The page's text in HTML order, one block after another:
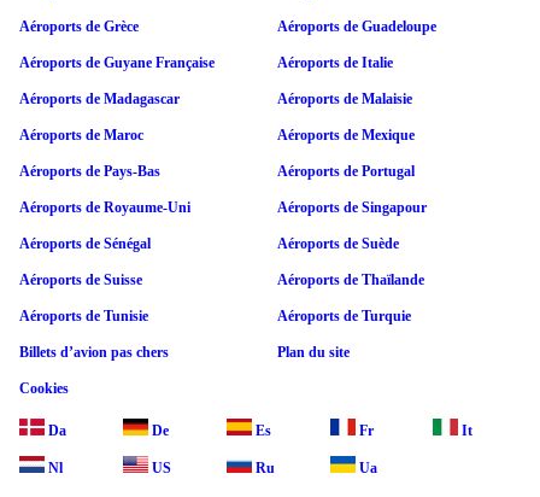
Aéroports de Grèce Aéroports de Guadeloupe
Aéroports de Guyane Française Aéroports de Italie
Aéroports de Madagascar Aéroports de Malaisie
Aéroports de Maroc Aéroports de Mexique
Aéroports de Pays-Bas Aéroports de Portugal
Aéroports de Royaume-Uni Aéroports de Singapour
Aéroports de Sénégal Aéroports de Suède
Aéroports de Suisse Aéroports de Thaïlande
Aéroports de Tunisie Aéroports de Turquie
Billets d’avion pas chers Plan du site
Cookies
Da De Es Fr It
Nl US Ru Ua